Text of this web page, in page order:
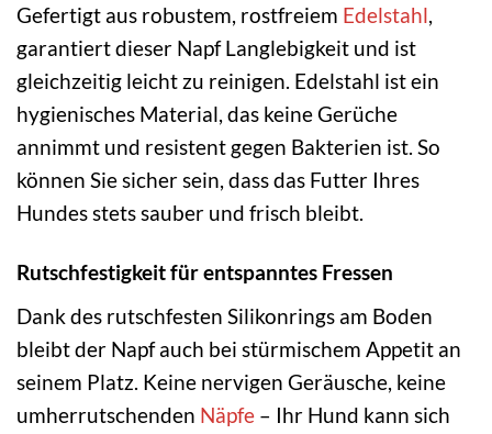
Gefertigt aus robustem, rostfreiem Edelstahl
garantiert dieser Napf Langlebigkeit und ist
gleichzeitig leicht zu reinigen. Edelstahl ist ein
hygienisches Material, das keine Gerüche
annimmt und resistent gegen Bakterien ist. So
können Sie sicher sein, dass das Futter Ihres
Hundes stets sauber und frisch bleibt.
Rutschfestigkeit für entspanntes Fressen
Dank des rutschfesten Silikonrings am Boden
bleibt der Napf auch bei stürmischem Appetit an
seinem Platz. Keine nervigen Geräusche, keine
umherrutschenden Näpfe – Ihr Hund kann sich